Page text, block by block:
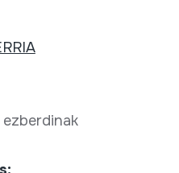
ezberdinak